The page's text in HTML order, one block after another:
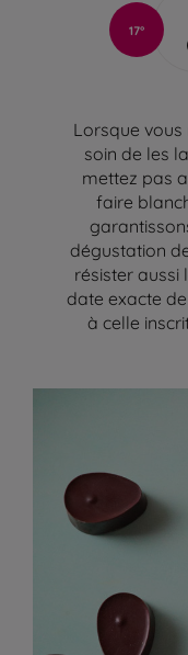
17°
Lorsque vous
soin de les
mettez pas
faire
dégustation
résister aussi
date exacte
à celle